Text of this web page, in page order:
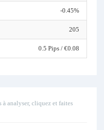
-0.45%
205
0.5 Pips / €0.08
à analyser, cliquez et faites